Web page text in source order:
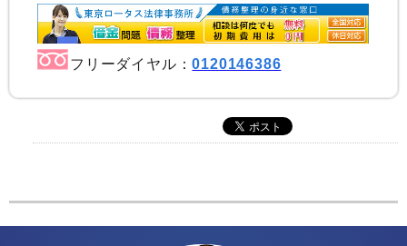
フリーダイヤル：0120146386